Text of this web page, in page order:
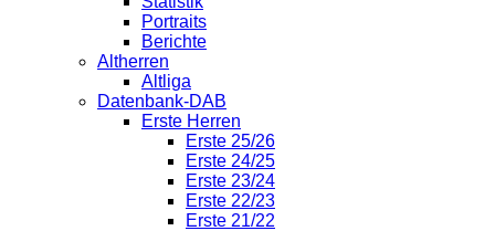
Portraits
Berichte
Altherren
Altliga
Datenbank-DAB
Erste Herren
Erste 25/26
Erste 24/25
Erste 23/24
Erste 22/23
Erste 21/22